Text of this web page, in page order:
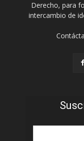
Derecho, para
intercambio de